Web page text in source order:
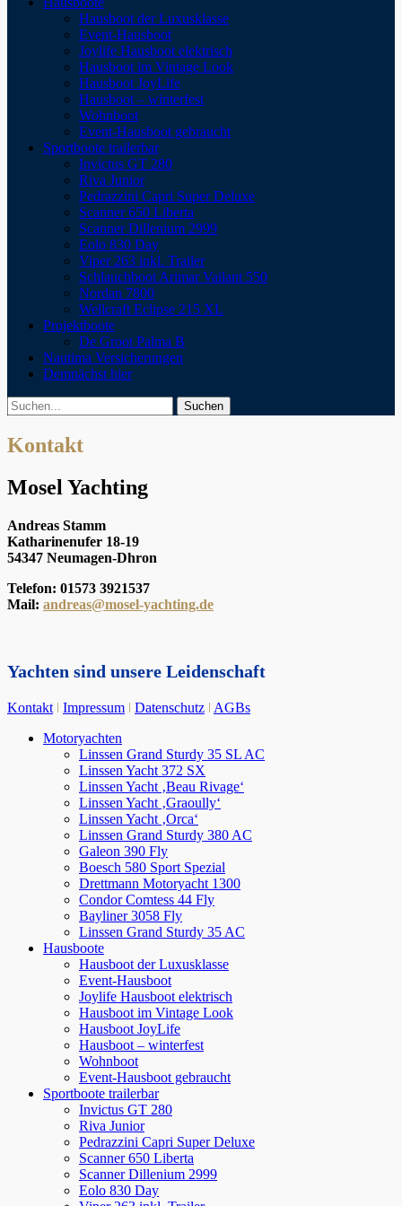
Hausboot der Luxusklasse
Event-Hausboot
Joylife Hausboot elektrisch
Hausboot im Vintage Look
Hausboot JoyLife
Hausboot – winterfest
Wohnboot
Event-Hausboot gebraucht
Sportboote trailerbar
Invictus GT 280
Riva Junior
Pedrazzini Capri Super Deluxe
Scanner 650 Liberta
Scanner Dillenium 2999
Eolo 830 Day
Viper 263 inkl. Trailer
Schlauchboot Arimar Vailant 550
Nordan 7800
Wellcraft Eclipse 215 XL
Projektboote
De Groot Palma B
Nautima Versicherungen
Demnächst hier
Suchen
Suchen
nach:
Kontakt
Mosel Yachting
Andreas Stamm
Katharinenufer 18-19
54347 Neumagen-Dhron
Telefon: 01573 3921537
Mail: andreas@mosel-yachting.de
Yachten sind unsere Leidenschaft
Kontakt ǀ Impressum ǀ Datenschutz ǀ AGBs
oben
Motoryachten
Linssen Grand Sturdy 35 SL AC
Linssen Yacht 372 SX
Linssen Yacht ‚Beau Rivage‘
Linssen Yacht ‚Graoully‘
Linssen Yacht ‚Orca‘
Linssen Grand Sturdy 380 AC
Galeon 390 Fly
Boesch 580 Sport Spezial
Drettmann Motoryacht 1300
Condor Comtess 44 Fly
Bayliner 3058 Fly
Linssen Grand Sturdy 35 AC
Hausboote
Hausboot der Luxusklasse
Event-Hausboot
Joylife Hausboot elektrisch
Hausboot im Vintage Look
Hausboot JoyLife
Hausboot – winterfest
Wohnboot
Event-Hausboot gebraucht
Sportboote trailerbar
Invictus GT 280
Riva Junior
Pedrazzini Capri Super Deluxe
Scanner 650 Liberta
Scanner Dillenium 2999
Eolo 830 Day